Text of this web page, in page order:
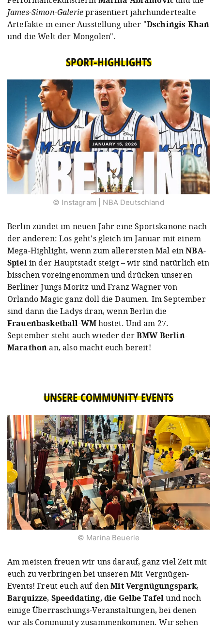
James-Simon-Galeriepräsentiert jahrhundertealte
Artefakte in einer Ausstellung über "Dschingis Khan
und die Welt der Mongolen".
SPORT-HIGHLIGHTS
© Instagram | NBA Deutschland
Berlin zündet im neuen Jahr eine Sportskanone nach
der anderen: Los geht's gleich im Januar mit einem
Mega-Highlight, wenn zum allerersten Mal einNBA-
Spielin der Hauptstadt steigt – wir sind natürlich ein
bisschen voreingenommen und drücken unseren
Berliner Jungs Moritz und Franz Wagner von
Orlando Magic ganz doll die Daumen. Im September
sind dann die Ladys dran, wenn Berlin die
Frauenbasketball-WMhostet. Und am 27.
September steht auch wieder derBMW Berlin-
Marathonan, also macht euch bereit!
UNSERE COMMUNITY EVENTS
© Marina Beuerle
Am meisten freuen wir uns darauf, ganz viel Zeit mit
euch zu verbringen bei unseren Mit Vergnügen-
Events! Freut euch auf denMit Vergnügungspark,
Barquizze, Speeddating, die Gelbe Tafelund noch
einige Überraschungs-Veranstaltungen, bei denen
wir als Community zusammenkommen. Wir sehen